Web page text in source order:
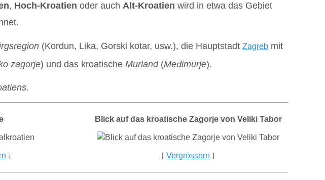
, Hoch-Kroatien oder auch Alt-Kroatien wird in etwa das Gebiet
(Kordun, Lika, Gorski kotar, usw.), die Hauptstadt Zagreb mit
zagorje) und das kroatische Murland(Međimurje).
]
Blick auf das kroatische Zagorje von Veliki Tabor
[ Vergrössern ]